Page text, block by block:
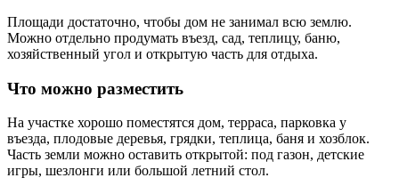
Площади достаточно, чтобы дом не занимал всю землю.
Можно отдельно продумать въезд, сад, теплицу, баню,
хозяйственный угол и открытую часть для отдыха.
Что можно разместить
На участке хорошо поместятся дом, терраса, парковка у
въезда, плодовые деревья, грядки, теплица, баня и хозблок.
Часть земли можно оставить открытой: под газон, детские
игры, шезлонги или большой летний стол.